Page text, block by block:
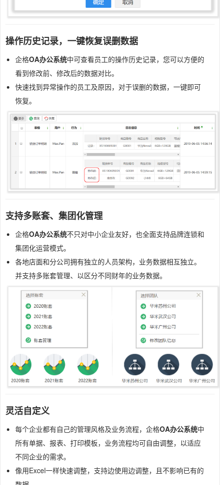
操作历史记录，一键恢复误删数据
企格OA办公系统中可查看员工的操作历史记录，您可以方便的
看到修改前、修改后的数据对比。
快速找到异常操作的员工及原因，对于误删的数据，一键即可
恢复。
支持多账套、集团化管理
企格OA办公系统不只对中小企业友好，也全面支持品牌连锁和
集团化运营模式。
各地店面和分公司拥有独立的人员架构，业务数据相互独立。
并支持多账套管理、以区分不同财年的业务数据。
灵活自定义
每个企业都有自己的管理风格及业务流程，企格OA办公系统中
所有单据、报表、打印模板，业务流程均可自由调整，以适应
不同企业的需求。
像用Excel一样快速调整，支持边使用边调整，且不影响已有的